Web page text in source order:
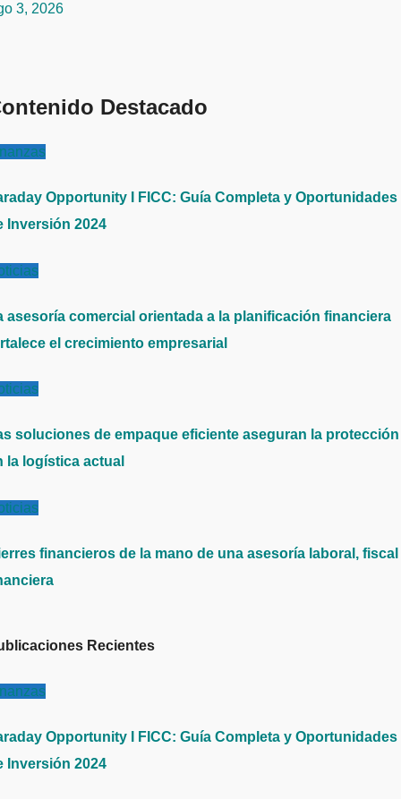
3, 2026
Destacado
Opportunity I FICC: Guía Completa y Oportunidades
Inversión 2024
asesoría comercial orientada a la planificación financiera
el crecimiento empresarial
soluciones de empaque eficiente aseguran la protección
la logística actual
financieros de la mano de una asesoría laboral, fiscal
Recientes
Opportunity I FICC: Guía Completa y Oportunidades
Inversión 2024